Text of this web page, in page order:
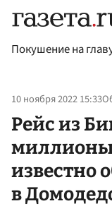
Покушение на
10 ноября 2022 15:33
Рейс из
миллионы
известно
в